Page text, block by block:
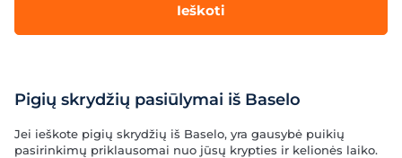
Ieškoti
Pigių skrydžių pasiūlymai iš Baselo
Jei ieškote pigių skrydžių iš Baselo, yra gausybė puikių
pasirinkimų priklausomai nuo jūsų krypties ir kelionės laiko.